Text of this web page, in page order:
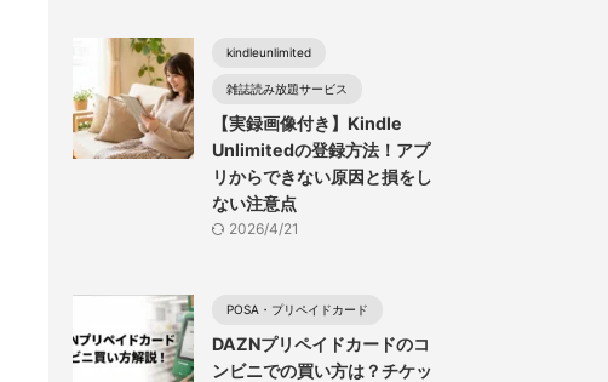
kindleunlimited
雑誌読み放題サービス
【実録画像付き】Kindle
Unlimitedの登録方法！アプ
リからできない原因と損をし
ない注意点
2026/4/21
POSA・プリペイドカード
DAZNプリペイドカードのコ
ンビニでの買い方は？チケッ